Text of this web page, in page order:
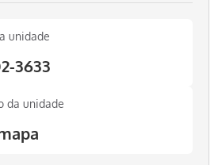
unidade
3633
da unidade